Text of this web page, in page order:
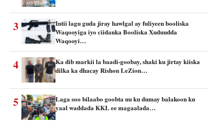
3
Intii lagu guda jiray hawlgal ay fuliyeen booliska
Waqooyiga iyo ciidanka Booliska Xuduudda
Waqooyi…
4
Ka dib markii la baadi-goobay, shaki ku jirtay kiiska
dilka ka dhacay Rishon LeZion…
5
Laga soo bilaabo goobta uu ku dumay balakoon ku
yaal waddada KKL ee magaalada…